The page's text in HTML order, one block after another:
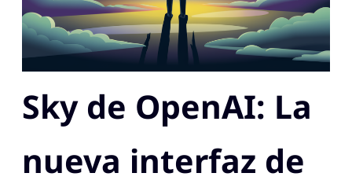
Sky de OpenAI: La
nueva interfaz de